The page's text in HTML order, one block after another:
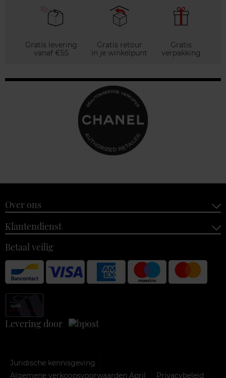
Gratis levering
vanaf €55
Gratis retour
in je winkelpunt
Gratis
verpakking
Over ons
Klantendienst
Betaal veilig
Levering door
Juridische kennisgeving
Algemene verkoopsvoorwaarden April
Privacybeleid